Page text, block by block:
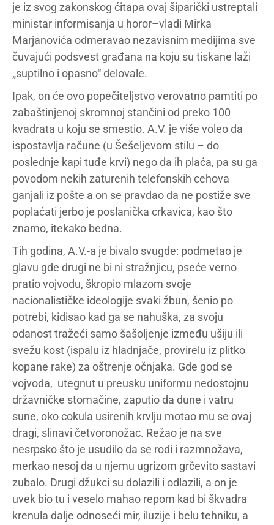
je iz svog zakonskog ćitapa ovaj šiparički ustreptali
ministar informisanja u horor–vladi Mirka
Marjanovića odmeravao nezavisnim medijima sve
čuvajući podsvest građana na koju su tiskane laži
„suptilno i opasno“ delovale.
Ipak, on će ovo popečiteljstvo verovatno pamtiti po
zabaštinjenoj skromnoj stančini od preko 100
kvadrata u koju se smestio. A.V. je više voleo da
ispostavlja račune (u Šešeljevom stilu – do
poslednje kapi tuđe krvi) nego da ih plaća, pa su ga
povodom nekih zaturenih telefonskih cehova
ganjali iz pošte a on se pravdao da ne postiže sve
poplaćati jerbo je poslanička crkavica, kao što
znamo, itekako bedna.
Tih godina, A.V.-a je bivalo svugde: podmetao je
glavu gde drugi ne bi ni stražnjicu, pseće verno
pratio vojvodu, škropio mlazom svoje
nacionalističke ideologije svaki žbun, šenio po
potrebi, kidisao kad ga se nahuška, za svoju
odanost tražeći samo šašoljenje između ušiju ili
svežu kost (ispalu iz hladnjače, provirelu iz plitko
kopane rake) za oštrenje očnjaka. Gde god se
vojvoda, utegnut u preusku uniformu nedostojnu
državničke stomačine, zaputio da dune i vatru
sune, oko cokula usirenih krvlju motao mu se ovaj
dragi, slinavi četvoronožac. Režao je na sve
nesrpsko što je usudilo da se rodi i razmnožava,
merkao nesoj da u njemu ugrizom grčevito sastavi
zubalo. Drugi džukci su dolazili i odlazili, a on je
uvek bio tu i veselo mahao repom kad bi škvadra
krenula dalje odnoseći mir, iluzije i belu tehniku, a